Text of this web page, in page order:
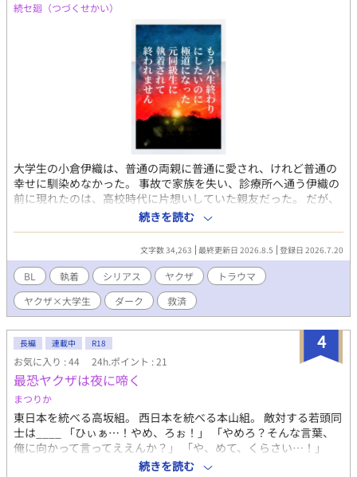
続セ廻（つづくせかい）
大学生の小倉伊織は、普通の両親に普通に愛され、けれど普通の
幸せに馴染めなかった。 事故で家族を失い、診療所へ通う伊織の
前に現れたのは、高校時代に片想いしていた親友だった。 だが、
再会した村瀬朝志は極道になっていた。 「俺がお前を守る」 その
言葉に救われながらも、伊織は知っている。 自分は普通じゃな
い。 そして朝志もまた、壊れたまま生きていることを。 名前を失
いかけた青年と、守ることをやめられない男。 傷だらけの再会か
ら始まる極道BL（Boys Lust） ※本作には暴力・流血・犯罪・精
神疾患・性的描写を含みます。また、死別やトラウマを想起させ
る内容があります。閲覧の際はご注意ください。
続きを読む
文字数 34,263 最終更新日 2026.8.5 登録日 2026.7.20
BL 執着 シリアス ヤクザ
トラウマ
ヤクザ×大学生
ダーク 救済
4
長編 連載中 R18
お気に入り : 44 24h.ポイント : 21
最恐ヤクザは夜に啼く
まつりか
東日本を統べる高坂組。 西日本を統べる本山組。 敵対する若頭同
士は____ 「ひぃぁ…！やめ、ろぉ！」 「やめろ？そんな言葉、
俺に向かって言ってええんか？」 「や、めて、くらさい…！」
「噛んだんか？今日もかわええな、廉爾。」 実はドMな意地っ張
続きを読む